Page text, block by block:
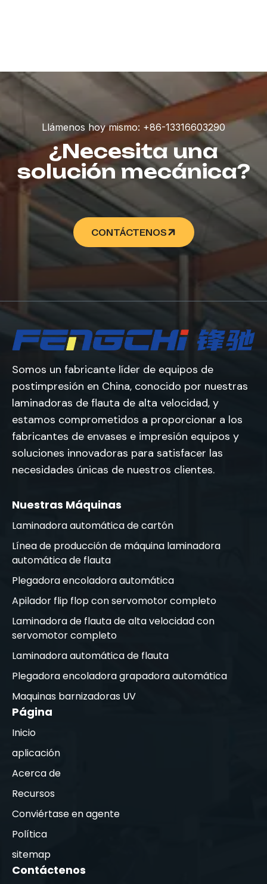
Llámenos hoy mismo: +86-13316603290
¿Necesita una
solución mecánica?
CONTÁCTENOS
Somos un fabricante líder de equipos de
postimpresión en China, conocido por nuestras
laminadoras de flauta de alta velocidad, y
estamos comprometidos a proporcionar a los
fabricantes de envases e impresión equipos y
soluciones innovadoras para satisfacer las
necesidades únicas de nuestros clientes.
Nuestras Máquinas
Laminadora automática de cartón
Línea de producción de máquina laminadora
automática de flauta
Plegadora encoladora automática
Apilador flip flop con servomotor completo
Laminadora de flauta de alta velocidad con
servomotor completo
Laminadora automática de flauta
Plegadora encoladora grapadora automática
Maquinas barnizadoras UV
Página
Inicio
aplicación
Acerca de
Recursos
Conviértase en agente
Política
sitemap
Contáctenos